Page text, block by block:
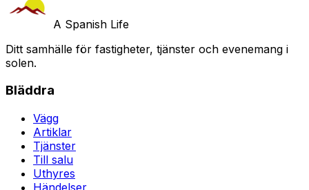
A Spanish Life
Ditt samhälle för fastigheter, tjänster och evenemang i
solen.
Bläddra
Vägg
Artiklar
Tjänster
Till salu
Uthyres